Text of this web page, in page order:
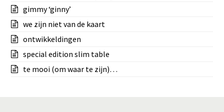
gimmy ‘ginny’
we zijn niet van de kaart
ontwikkeldingen
special edition slim table
te mooi (om waar te zijn)…